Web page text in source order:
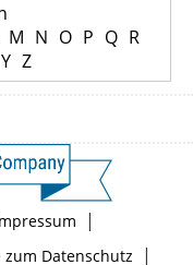
M N O P Q R
Y Z
|
zum Datenschutz |